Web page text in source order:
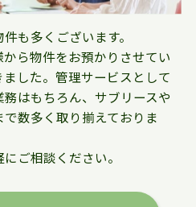
も多くございます。
ら物件をお預かりさせてい
した。管理サービスとして
はもちろん、サブリースや
数多く取り揃えておりま
ご相談ください。